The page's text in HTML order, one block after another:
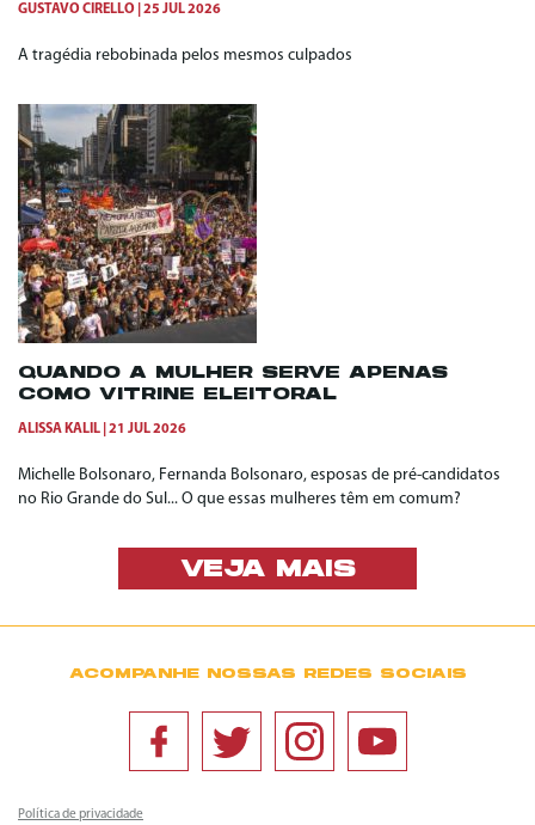
GUSTAVO CIRELLO 25 JUL 2026
A tragédia rebobinada pelos mesmos culpados
QUANDO A MULHER SERVE APENAS
COMO VITRINE ELEITORAL
ALISSA KALIL 21 JUL 2026
Michelle Bolsonaro, Fernanda Bolsonaro, esposas de pré-candidatos
no Rio Grande do Sul... O que essas mulheres têm em comum?
VEJA MAIS
ACOMPANHE NOSSAS REDES SOCIAIS
Política de privacidade